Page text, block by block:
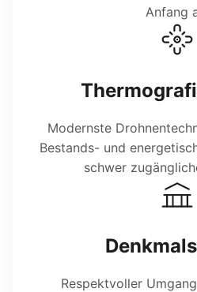
Anfang
Modernste
Bestands- und
schwer
Respektvoller